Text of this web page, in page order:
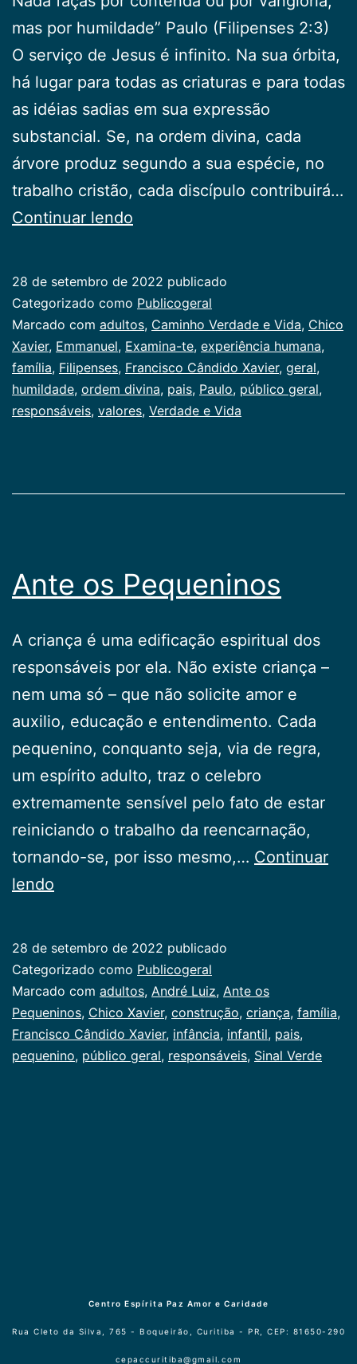
mas por humildade” Paulo (Filipenses 2:3)
O serviço de Jesus é infinito. Na sua órbita,
há lugar para todas as criaturas e para todas
as idéias sadias em sua expressão
substancial. Se, na ordem divina, cada
árvore produz segundo a sua espécie, no
trabalho cristão, cada discípulo contribuirá…
Continuar lendo
28 de setembro de 2022 publicado
Categorizado como Publicogeral
Marcado com adultos, Caminho Verdade e Vida, Chico
Xavier, Emmanuel, Examina-te, experiência humana,
família, Filipenses, Francisco Cândido Xavier, geral,
humildade, ordem divina, pais, Paulo, público geral,
responsáveis, valores, Verdade e Vida
Ante os Pequeninos
A criança é uma edificação espiritual dos
responsáveis por ela. Não existe criança –
nem uma só – que não solicite amor e
auxilio, educação e entendimento. Cada
pequenino, conquanto seja, via de regra,
um espírito adulto, traz o celebro
extremamente sensível pelo fato de estar
reiniciando o trabalho da reencarnação,
tornando-se, por isso mesmo,… Continuar
lendo
28 de setembro de 2022 publicado
Categorizado como Publicogeral
Marcado com adultos, André Luiz, Ante os
Pequeninos, Chico Xavier, construção, criança, família,
Francisco Cândido Xavier, infância, infantil, pais,
pequenino, público geral, responsáveis, Sinal Verde
Centro Espírita Paz Amor e Caridade
Rua Cleto da Silva, 765 - Boqueirão, Curitiba - PR, CEP: 81650-290
cepaccuritiba@gmail.com